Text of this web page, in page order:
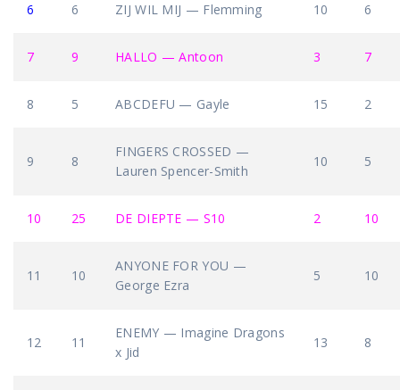
6 6 ZIJ WIL MIJ — Flemming 10 6
7 9 HALLO — Antoon 3 7
8 5 ABCDEFU — Gayle 15 2
9 8
FINGERS CROSSED —
Lauren Spencer-Smith
10 5
10 25 DE DIEPTE — S10 2 10
11 10
ANYONE FOR YOU —
George Ezra
5 10
12 11
ENEMY — Imagine Dragons
x Jid
13 8